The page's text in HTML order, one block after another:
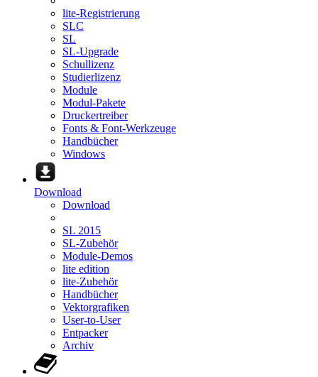
lite-Registrierung
SLC
SL
SL-Upgrade
Schullizenz
Studierlizenz
Module
Modul-Pakete
Druckertreiber
Fonts & Font-Werkzeuge
Handbücher
Windows
Download
Download
SL 2015
SL-Zubehör
Module-Demos
lite edition
lite-Zubehör
Handbücher
Vektorgrafiken
User-to-User
Entpacker
Archiv